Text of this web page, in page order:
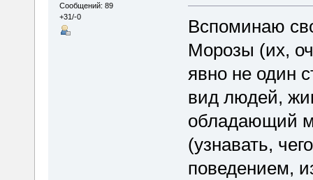
Сообщений: 89
+31/-0
Вспоминаю
Морозы (их,
явно не один
вид людей,
обладающий
(узнавать,
поведением,